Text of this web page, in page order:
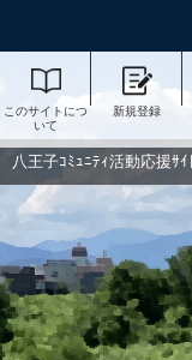
このサイトにつ
いて
新規登録
八王子ｺﾐｭﾆﾃｨ活動応援ｻ